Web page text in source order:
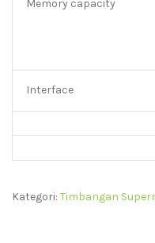
Memory capacity
Interface
Kategori: Timbangan